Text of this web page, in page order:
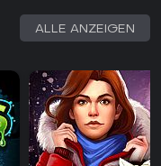
ALLE ANZEIGEN